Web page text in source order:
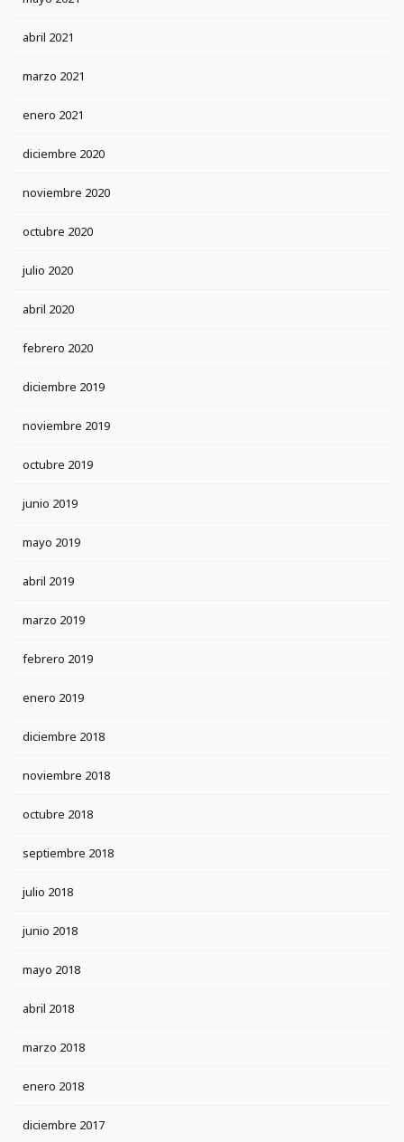
abril 2021
marzo 2021
enero 2021
diciembre 2020
noviembre 2020
octubre 2020
julio 2020
abril 2020
febrero 2020
diciembre 2019
noviembre 2019
octubre 2019
junio 2019
mayo 2019
abril 2019
marzo 2019
febrero 2019
enero 2019
diciembre 2018
noviembre 2018
octubre 2018
septiembre 2018
julio 2018
junio 2018
mayo 2018
abril 2018
marzo 2018
enero 2018
diciembre 2017